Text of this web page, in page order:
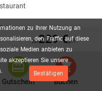
zu Ihrer Nutzung an
den Traffic auf diese
soziale Medien anbieten zu
akzeptieren Sie unsere
Bestätigen
ab229 €p.P.
Gutschein Buchen
€P.P.